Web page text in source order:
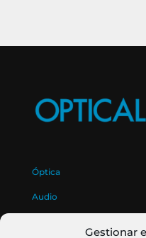
Gestionar
Óptica
Audio